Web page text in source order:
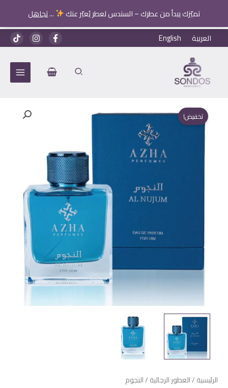
تميّزك يبدأ من عطرك – السندس لعطر يُعبّر عنك ...تجاهل
تخطي
إلى
العربية English
تخفيض!
الرئيسية /العطور الرجالية / النجوم